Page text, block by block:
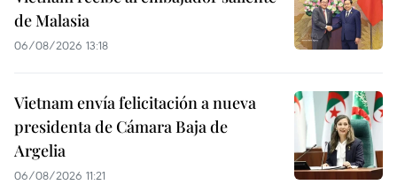
de Malasia
06/08/2026 13:18
Vietnam envía felicitación a nueva
presidenta de Cámara Baja de
Argelia
06/08/2026 11:21